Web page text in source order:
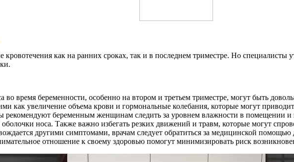
как на ранних сроках, так и в последнем триместре. Но специалисты
во время беременности, особенно на втором и третьем триместре, могут быть
как увеличение объема крови и гормональные колебания, которые могут
рекомендуют беременным женщинам следить за уровнем влажности в помещении и
носа. Также важно избегать резких движений и травм, которые могут
другими симптомами, врачам следует обратиться за медицинской
отношение к своему здоровью помогут минимизировать риск